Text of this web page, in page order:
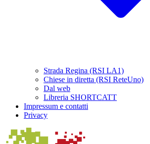
Strada Regina (RSI LA1)
Chiese in diretta (RSI ReteUno)
Dal web
Libreria SHORTCATT
Impressum e contatti
Privacy